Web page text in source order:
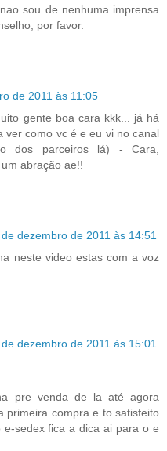
sou de nenhuma imprensa
por favor.
de 2011 às 11:05
gente boa cara kkk... já há
ver como vc é e eu vi no canal
dos parceiros lá) - Cara,
abração ae!!
dezembro de 2011 às 14:51
neste video estas com a voz
dezembro de 2011 às 15:01
pre venda de la até agora
primeira compra e to satisfeito
sedex fica a dica ai para o e